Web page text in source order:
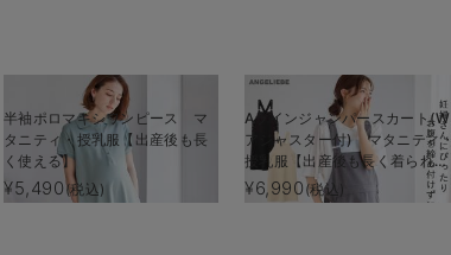
半袖ポロマキシワンピース マ
タニティ・授乳服【出産後も長
く使える】
¥5,490(税込)
Aラインジャンパースカート(W
アジャスター付) マタニティ・
授乳服【出産後も長く着られ
る】
¥6,990 (税込)